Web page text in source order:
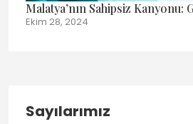
Malatya’nın Sahipsiz Kanyonu:
Ekim 28, 2024
Sayılarımız